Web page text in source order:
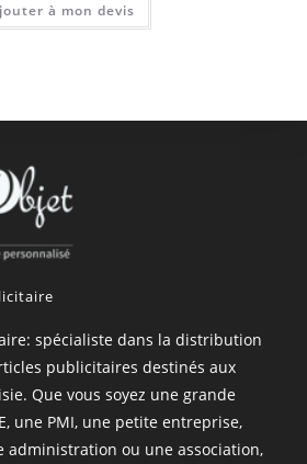
à mon devis
spécialiste dans la distribution
publicitaires destinés aux
Que vous soyez une grande
une PMI, une petite entreprise,
administration ou une association,